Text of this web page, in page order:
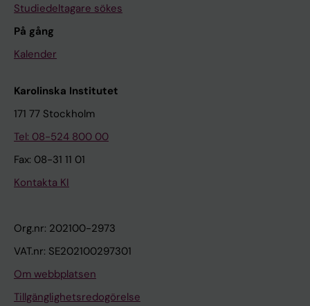
Studiedeltagare sökes
På gång
Kalender
Karolinska Institutet
171 77 Stockholm
Tel: 08-524 800 00
Fax: 08-31 11 01
Kontakta KI
Org.nr: 202100-2973
VAT.nr: SE202100297301
Om webbplatsen
Tillgänglighetsredogörelse